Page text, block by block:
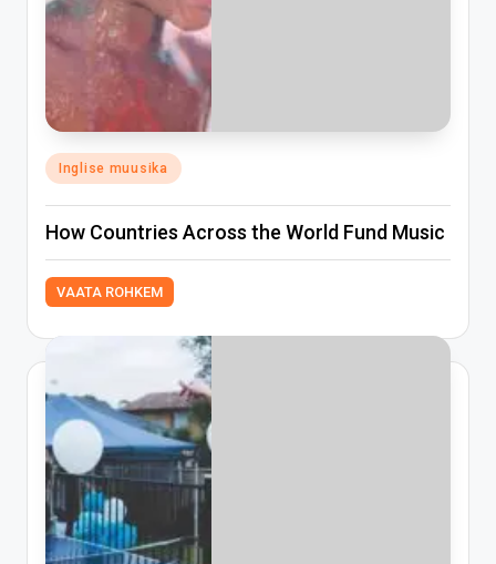
Posted
in
Inglise muusika
How Countries Across the World Fund Music
VAATA ROHKEM